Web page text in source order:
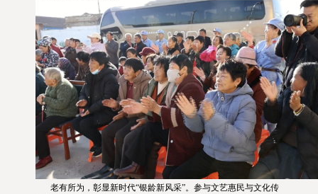
老有所为，彰显新时代“银龄新风采”。参与文艺惠民与文化传